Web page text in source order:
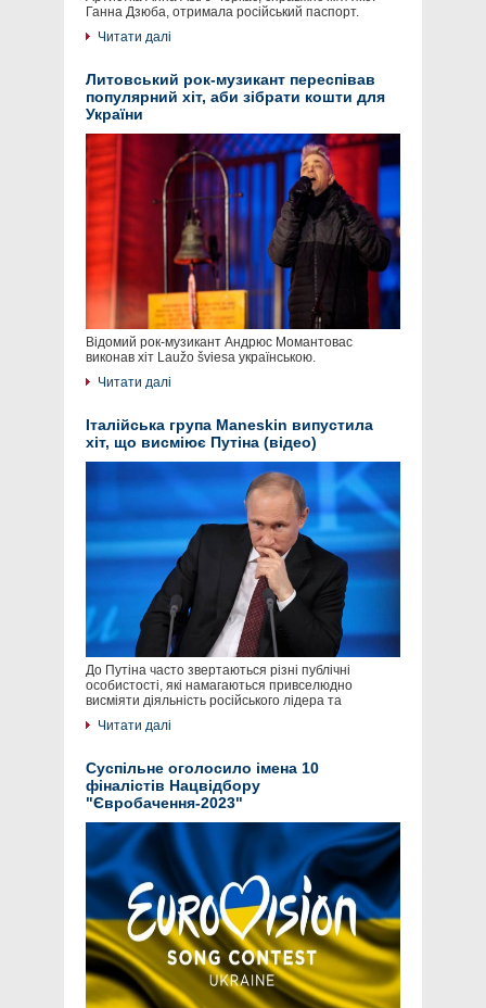
Ганна Дзюба, отримала російський паспорт.
Читати далі
Литовський рок-музикант переспівав
популярний хіт, аби зібрати кошти для
України
Відомий рок-музикант Андрюс Момантовас
виконав хіт Laužo šviesa українською.
Читати далі
Італійська група Maneskin випустила
хіт, що висміює Путіна (відео)
До Путіна часто звертаються різні публічні
особистості, які намагаються привселюдно
висміяти діяльність російського лідера та
Читати далі
Суспільне оголосило імена 10
фіналістів Нацвідбору
"Євробачення-2023"